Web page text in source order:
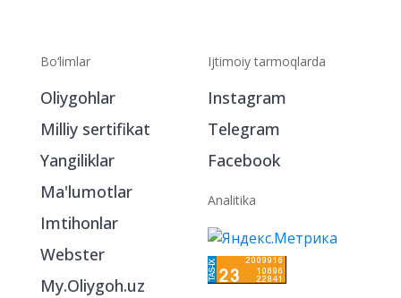
Bo‘limlar
Oliygohlar
Milliy sertifikat
Yangiliklar
Ma'lumotlar
Imtihonlar
Webster
My.Oliygoh.uz
Ijtimoiy tarmoqlarda
Instagram
Telegram
Facebook
Analitika